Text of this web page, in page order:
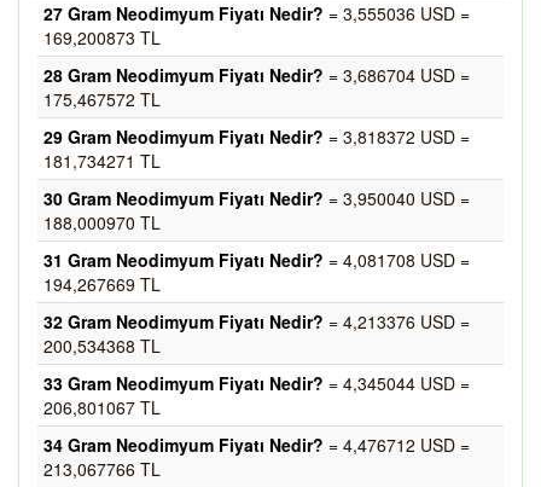
27 Gram Neodimyum Fiyatı Nedir? = 3,555036 USD =
169,200873 TL
28 Gram Neodimyum Fiyatı Nedir? = 3,686704 USD =
175,467572 TL
29 Gram Neodimyum Fiyatı Nedir? = 3,818372 USD =
181,734271 TL
30 Gram Neodimyum Fiyatı Nedir? = 3,950040 USD =
188,000970 TL
31 Gram Neodimyum Fiyatı Nedir? = 4,081708 USD =
194,267669 TL
32 Gram Neodimyum Fiyatı Nedir? = 4,213376 USD =
200,534368 TL
33 Gram Neodimyum Fiyatı Nedir? = 4,345044 USD =
206,801067 TL
34 Gram Neodimyum Fiyatı Nedir? = 4,476712 USD =
213,067766 TL